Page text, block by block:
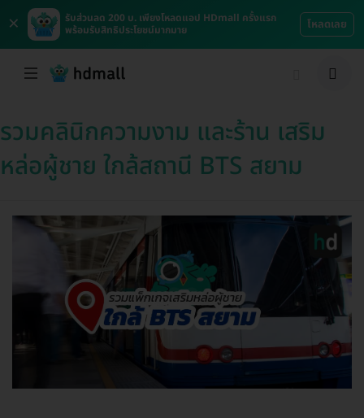
×
รับส่วนลด 200 บ. เพียงโหลดแอป HDmall ครั้งแรก
พร้อมรับสิทธิประโยชน์มากมาย
โหลดเลย
รวมคลินิกความงาม และร้าน เสริม
หล่อผู้ชาย ใกล้สถานี BTS สยาม